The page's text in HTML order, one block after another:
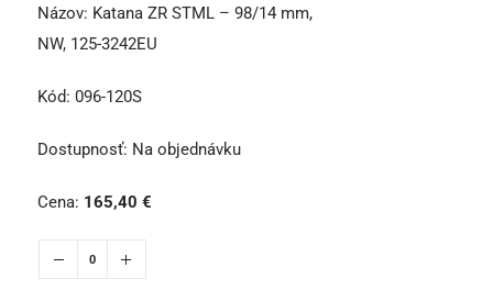
Názov: Katana ZR STML – 98/14 mm,
NW, 125-3242EU
Kód: 096-120S
Dostupnosť: Na objednávku
Cena: 165,40 €